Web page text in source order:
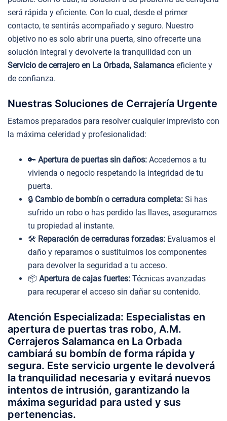
será rápida y eficiente. Con lo cual, desde el primer
contacto, te sentirás acompañado y seguro. Nuestro
objetivo no es solo abrir una puerta, sino ofrecerte una
solución integral y devolverte la tranquilidad con un
Servicio de cerrajero en La Orbada, Salamanca eficiente y
de confianza.
Nuestras Soluciones de Cerrajería Urgente
Estamos preparados para resolver cualquier imprevisto con
la máxima celeridad y profesionalidad:
🔑 Apertura de puertas sin daños: Accedemos a tu
vivienda o negocio respetando la integridad de tu
puerta.
🔒 Cambio de bombín o cerradura completa: Si has
sufrido un robo o has perdido las llaves, aseguramos
tu propiedad al instante.
🛠️ Reparación de cerraduras forzadas: Evaluamos el
daño y reparamos o sustituimos los componentes
para devolver la seguridad a tu acceso.
📦 Apertura de cajas fuertes: Técnicas avanzadas
para recuperar el acceso sin dañar su contenido.
Atención Especializada: Especialistas en
apertura de puertas tras robo, A.M.
Cerrajeros Salamanca en La Orbada
cambiará su bombín de forma rápida y
segura. Este servicio urgente le devolverá
la tranquilidad necesaria y evitará nuevos
intentos de intrusión, garantizando la
máxima seguridad para usted y sus
pertenencias.